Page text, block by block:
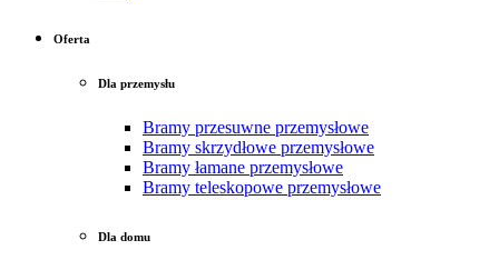
Oferta
Dla przemysłu
Bramy przesuwne przemysłowe
Bramy skrzydłowe przemysłowe
Bramy łamane przemysłowe
Bramy teleskopowe przemysłowe
Dla domu